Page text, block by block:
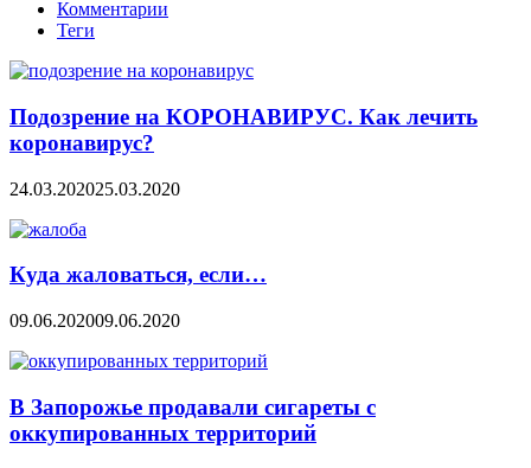
Комментарии
Теги
Подозрение на КОРОНАВИРУС. Как лечить
коронавирус?
24.03.202025.03.2020
Куда жаловаться, если…
09.06.202009.06.2020
В Запорожье продавали сигареты с
оккупированных территорий